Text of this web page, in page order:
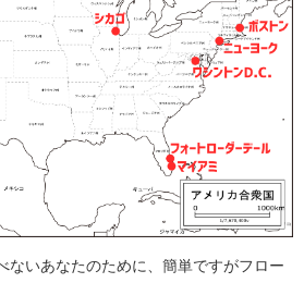
ないあなたのために、簡単ですがフロー